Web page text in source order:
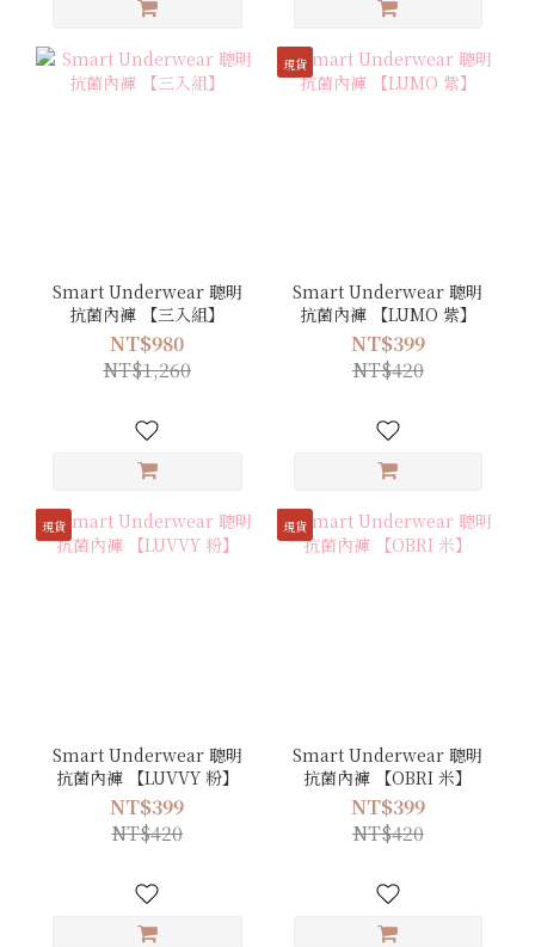
Smart Underwear 聰明
抗菌內褲 【三入組】
NT$980
NT$1,260
現貨
Smart Underwear 聰明
抗菌內褲 【LUMO 紫】
NT$399
NT$420
現貨
Smart Underwear 聰明
抗菌內褲 【LUVVY 粉】
NT$399
NT$420
現貨
Smart Underwear 聰明
抗菌內褲 【OBRI 米】
NT$399
NT$420